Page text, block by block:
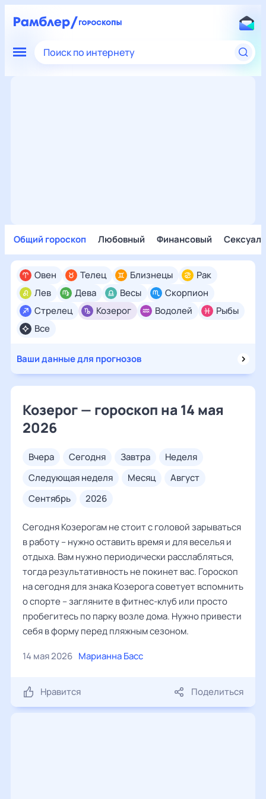
Поиск по интернету
Общий гороскоп Любовный Финансовый
Все
Овен Телец Близнецы
Рак
Лев
Дева Весы
Скорпион
Стрелец
Козерог Водолей Рыбы
Ваши данные для прогнозов
Козерог — гороскоп на 14 мая
2026
вчера сегодня завтра
неделя
следующая неделя
месяц
август
сентябрь
2026
Сегодня Козерогам не стоит с головой зарываться
в работу – нужно оставить время и для веселья и
отдыха. Вам нужно периодически расслабляться,
тогда результативность не покинет вас. Гороскоп
на сегодня для знака Козерога советует вспомнить
о спорте – загляните в фитнес-клуб или просто
пробегитесь по парку возле дома. Нужно привести
себя в форму перед пляжным сезоном.
14 мая 2026 Марианна Басс
Нравится Поделиться